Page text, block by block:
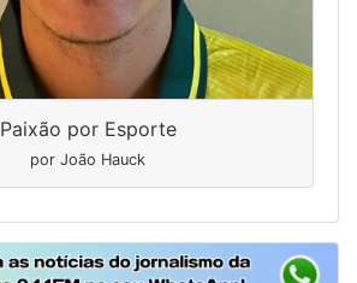
Paixão por Esporte
por João Hauck